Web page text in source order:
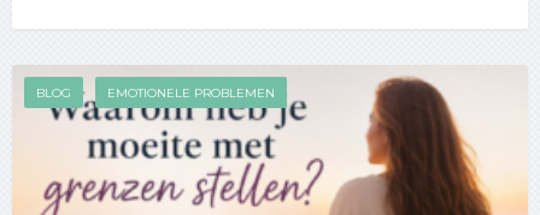
BLOG EMOTIONELE PROBLEMEN